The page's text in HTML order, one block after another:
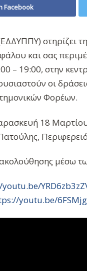
Facebook
στηρίζει
και σας
– 19:00, στην
οι
Φορέων.
18
μέσω
youtu.be/